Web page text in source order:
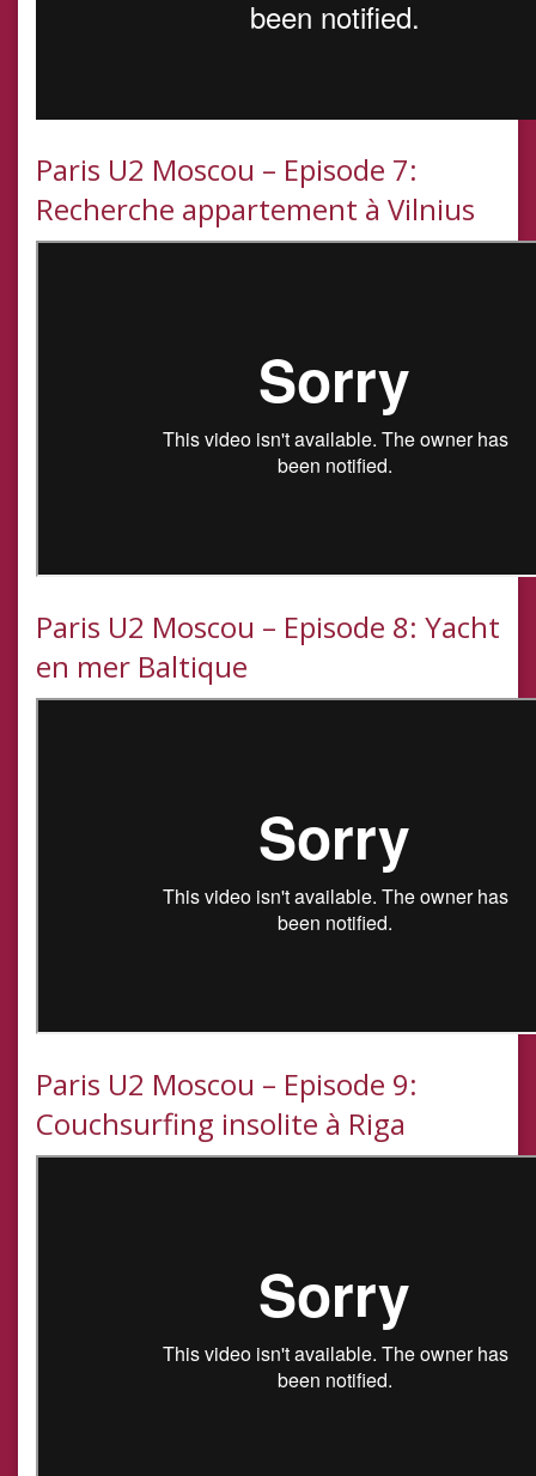
Paris U2 Moscou – Episode 7:
Recherche appartement à Vilnius
Paris U2 Moscou – Episode 8: Yacht
en mer Baltique
Paris U2 Moscou – Episode 9:
Couchsurfing insolite à Riga